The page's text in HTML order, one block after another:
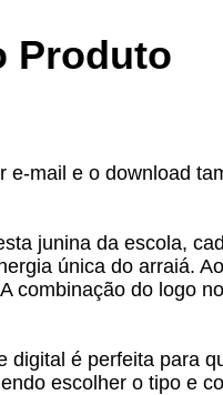
Produto
mail e o download
junina da escola,
única do arraiá.
combinação do logo
é perfeita para
escolher o tipo e